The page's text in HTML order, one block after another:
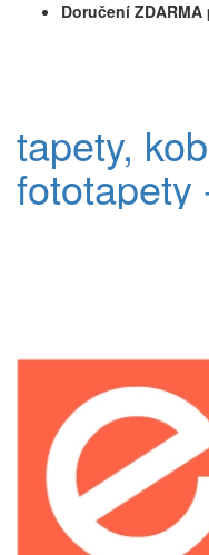
Doručení ZDARMA
tapety,
fototapety